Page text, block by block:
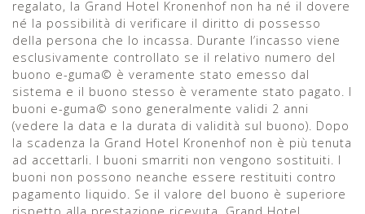
regalato, la Grand Hotel Kronenhof non ha né il dovere
né la possibilità di verificare il diritto di possesso
della persona che lo incassa. Durante l’incasso viene
esclusivamente controllato se il relativo numero del
buono e-guma© è veramente stato emesso dal
sistema e il buono stesso è veramente stato pagato. I
buoni e-guma© sono generalmente validi 2 anni
(vedere la data e la durata di validità sul buono). Dopo
la scadenza la Grand Hotel Kronenhof non è più tenuta
ad accettarli. I buoni smarriti non vengono sostituiti. I
buoni non possono neanche essere restituiti contro
pagamento liquido. Se il valore del buono è superiore